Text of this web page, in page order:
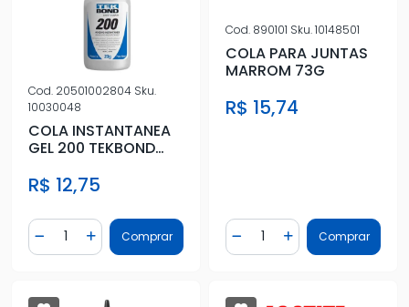
Cod. 20501002804 Sku.
10030048
COLA INSTANTANEA
GEL 200 TEKBOND
R$ 12,75
Diminuir Quantidade
Quantidade
Adicionar Quantidade
Comprar
Cod. 890101 Sku.10148501
COLA PARA JUNTAS
MARROM 73G
R$ 15,74
Diminuir Quantidade
Quantidade
AdicionarComprar